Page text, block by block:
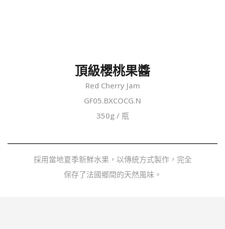
頂級櫻桃果醬
Red Cherry Jam
GF05.BXCOCG.N
350g / 瓶
採用當地夏季新鮮水果，以傳統方式製作，完全
保存了法國鄉間的天然風味。